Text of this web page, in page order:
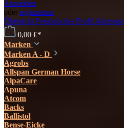
Anmelden
oder registrieren
Übersicht Persönliches Profil Adressen
0,00 €*
Marken
Marken A - D
Agrobs
Allspan German Horse
AlpaCare
Apuna
Atcom
Backs
Ballistol
Bense-Eicke